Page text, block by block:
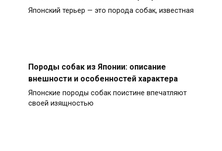
Японский терьер — это порода собак, известная
Породы собак из Японии: описание
внешности и особенностей характера
Японские породы собак поистине впечатляют
своей изящностью